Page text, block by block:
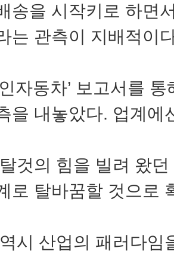
송을 시작키로 하면
는 관측이 지배적이
자동차’ 보고서를
을 내놓았다. 업계
것의 힘을 빌려 왔
로 탈바꿈할 것으로
시 산업의 패러다